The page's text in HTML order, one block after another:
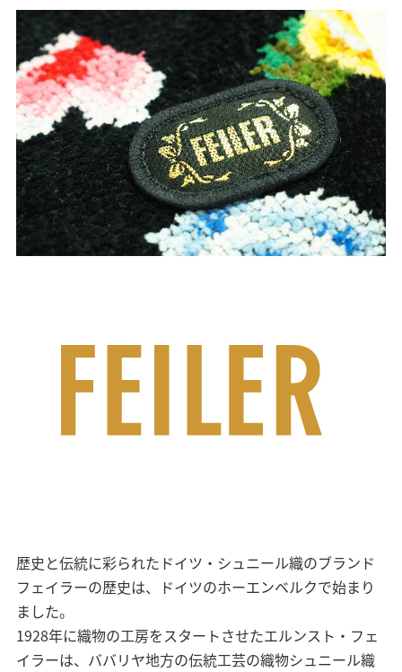
歴史と伝統に彩られたドイツ・シュニール織のブランド
フェイラーの歴史は、ドイツのホーエンベルクで始まり
ました。
1928年に織物の工房をスタートさせたエルンスト・フェ
イラーは、ババリヤ地方の伝統工芸の織物シュニール織